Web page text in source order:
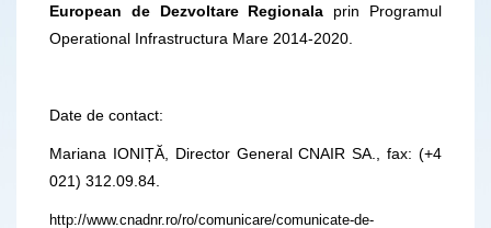
European de Dezvoltare Regionala prin Programul
Operational Infrastructura Mare 2014-2020.
Date de contact:
Mariana IONIȚĂ, Director General CNAIR SA., fax: (+4
021) 312.09.84.
http://www.cnadnr.ro/ro/comunicare/comunicate-de-